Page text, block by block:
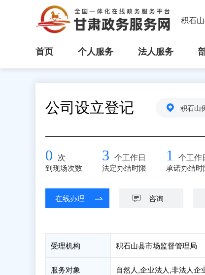
积石
首页 个人服务 法人服务
公司设立登记 积石山
0 次
到现场次数
3 个工作日
法定办结时限
1 个工作
承诺办结时
在线办理 咨询
受理机构 积石山县市场监督管理局
服务对象 自然人,企业法人,非法人企